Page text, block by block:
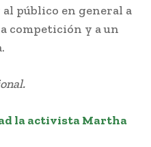
público en general a
competición y a un
la activista Martha